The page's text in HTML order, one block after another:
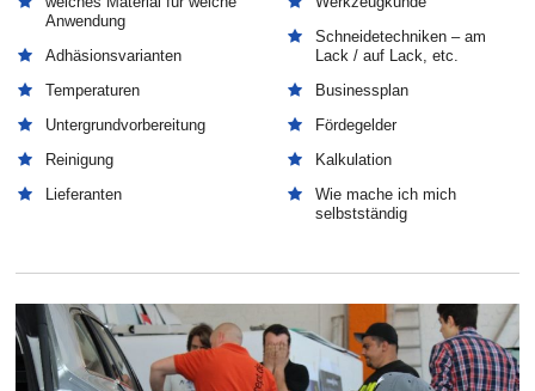
Anwendung
Adhäsionsvarianten
Temperaturen
Untergrundvorbereitung
Reinigung
Lieferanten
Schneidetechniken – am
Lack / auf Lack, etc.
Businessplan
Fördegelder
Kalkulation
Wie mache ich mich
selbstständig